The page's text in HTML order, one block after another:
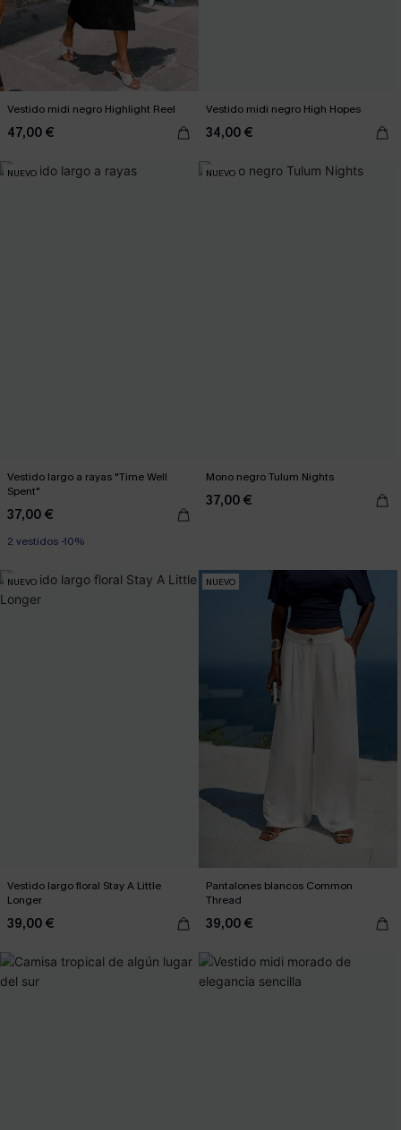
Vestido midi negro Highlight Reel
47,00 €
Vestido midi negro High Hopes
34,00 €
NUEVO
Vestido largo a rayas "Time Well
Spent"
37,00 €
2 vestidos -10%
NUEVO
Mono negro Tulum Nights
37,00 €
NUEVO
Vestido largo floral Stay A Little
Longer
39,00 €
NUEVO
Pantalones blancos Common
Thread
39,00 €